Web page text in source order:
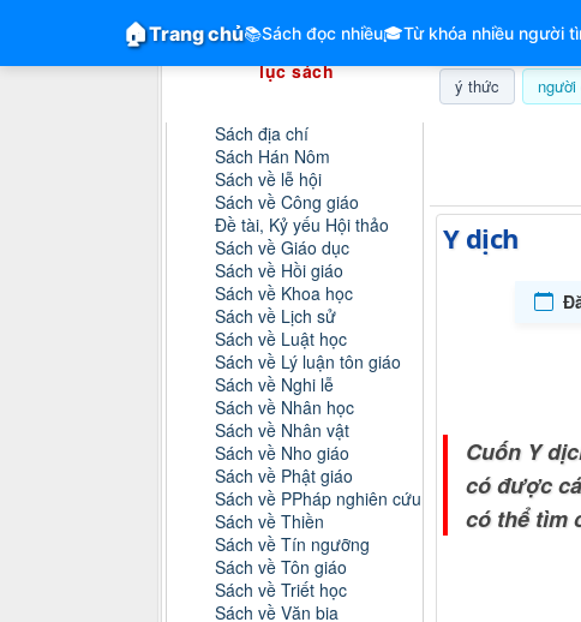
🏠Trang chủ📚Sách đọc nhiều🎓Từ khóa nhiều người
ý thức người
Y dịch
Cuốn Y
có được
có thể tìm
Hệ thống hóa tài liệu & mục
lục sách
Sách địa chí
Sách Hán Nôm
Sách về lễ hội
Sách về Công giáo
Đề tài, Kỷ yếu Hội thảo
Sách về Giáo dục
Sách về Hồi giáo
Sách về Khoa học
Sách về Lịch sử
Sách về Luật học
Sách về Lý luận tôn giáo
Sách về Nghi lễ
Sách về Nhân học
Sách về Nhân vật
Sách về Nho giáo
Sách về Phật giáo
Sách về PPháp nghiên cứu
Sách về Thiền
Sách về Tín ngưỡng
Sách về Tôn giáo
Sách về Triết học
Sách về Văn bia